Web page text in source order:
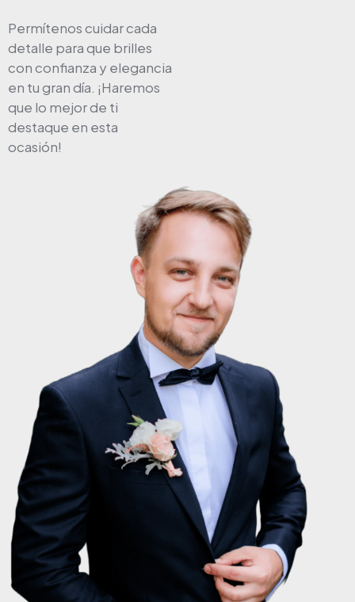
Permítenos cuidar cada
detalle para que brilles
con confianza y elegancia
en tu gran día. ¡Haremos
que lo mejor de ti
destaque en esta
ocasión!